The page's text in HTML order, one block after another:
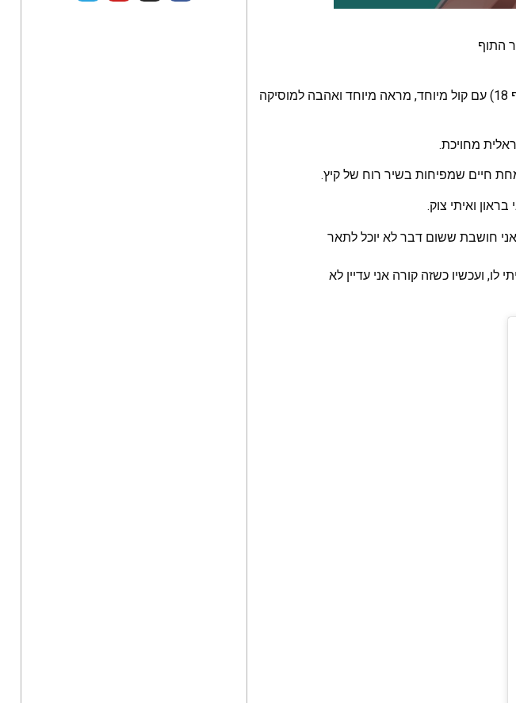
התוף
מנהריה, מתמודדת בולטת ב"הכוכב הבא" 2020 בת 17 (תיכף 18) עם קול מיוחד, מראה מיוחד ואהבה למוסיקה
מחויכת.
חיים שמפיחות בשיר רוח של קיץ.
ואיתי צוק.
חושבת ששום דבר לא יוכל לתאר
ועכשיו כשזה קורה אני עדיין לא